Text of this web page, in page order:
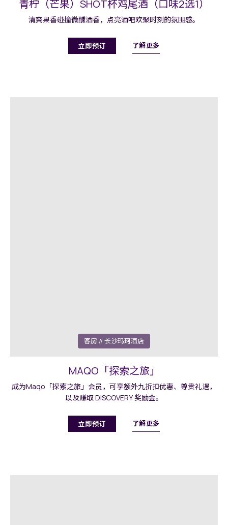
青柠（芒果）SHOT杯鸡尾酒（口味2选1）
清爽果香碰撞微醺酒香，点亮酒吧欢聚时刻的氛围感。
立即预订 了解更多
客房 // 长沙玛珂酒店
MAQO「探索之旅」
成为Maqo「探索之旅」会员，可享额外九折扣优惠、尊贵礼遇，
以及赚取 DISCOVERY 奖励金。
立即预订 了解更多